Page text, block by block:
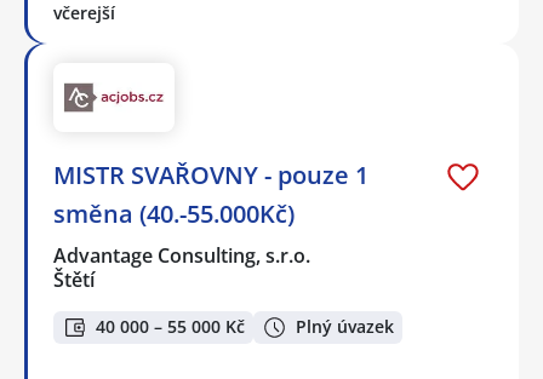
včerejší
MISTR SVAŘOVNY - pouze 1
směna (40.-55.000Kč)
Advantage Consulting, s.r.o.
Štětí
40 000 – 55 000 Kč Plný úvazek